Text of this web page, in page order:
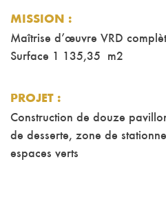
MISSION :
Maîtrise d’œuvre VRD
Surface 1 135,35 m2
PROJET :
Construction de douze
de desserte, zone de
espaces verts